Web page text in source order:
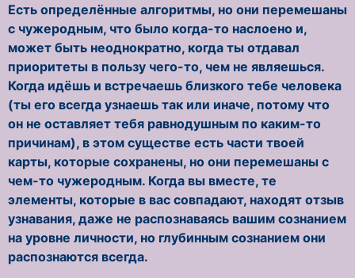
Есть определённые алгоритмы, но они перемешаны
с чужеродным, что было когда-то наслоено и,
может быть неоднократно, когда ты отдавал
приоритеты в пользу чего-то, чем не являешься.
Когда идёшь и встречаешь близкого тебе человека
(ты его всегда узнаешь так или иначе, потому что
он не оставляет тебя равнодушным по каким-то
причинам), в этом существе есть части твоей
карты, которые сохранены, но они перемешаны с
чем-то чужеродным. Когда вы вместе, те
элементы, которые в вас совпадают, находят отзыв
узнавания, даже не распознаваясь вашим сознанием
на уровне личности, но глубинным сознанием они
распознаются всегда.